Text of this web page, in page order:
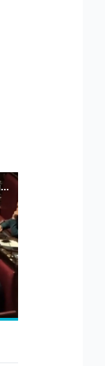
Delmastro, negato l'uso delle chat: le proteste di Avs e M5s